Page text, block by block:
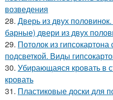
возведения
28. Дверь из двух
барные) двери из двух
29. Потолок из
подсветкой. Виды
30. Убирающаяся кровать в
кровать
31. Пластиковые доски для